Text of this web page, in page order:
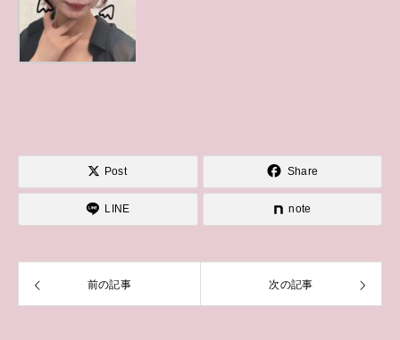
Post Share
LINE note
前の記事 次の記事